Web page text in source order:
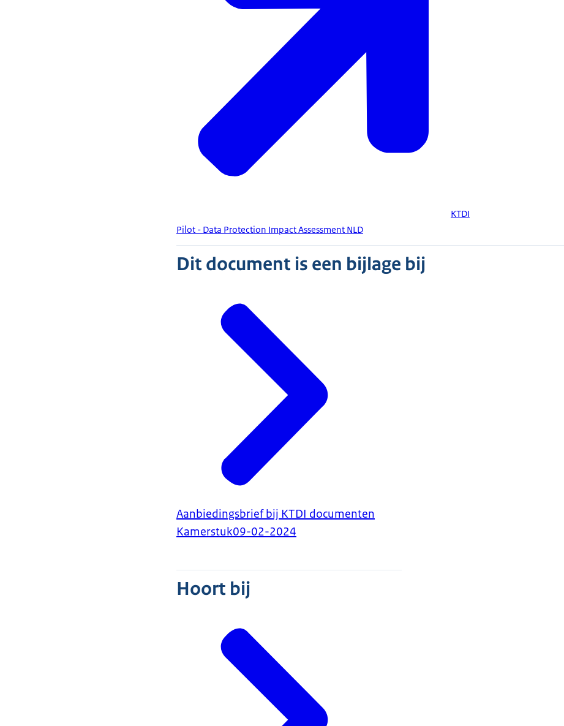
KTDI
Pilot - Data Protection Impact Assessment NLD
Dit document is een bijlage bij
Aanbiedingsbrief bij KTDI documenten
Kamerstuk09-02-2024
Hoort bij